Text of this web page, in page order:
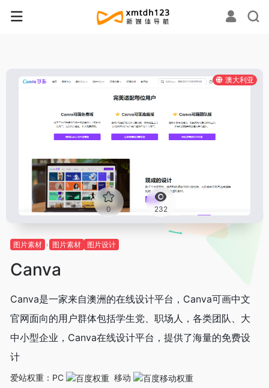
澳大利亚
0 232
图片素材 图片素材 图片设计
Canva
Canva是一家来自澳洲的在线设计平台，Canva可画中文
官网面向的用户群体包括学生党、职场人，各类团队、大
中小型企业，Canva在线设计平台，提供了海量的免费设
计
爱站权重： PC 移动